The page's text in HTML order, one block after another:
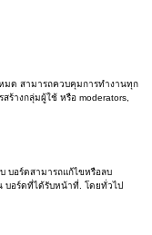
มด สามารถควบคุมการทำงานทุก
ร้างกลุ่มผู้ใช้ หรือ moderators,
บอร์ดสามารถแก้ไขหรือลบ
บอร์ดที่ได้รับหน้าที่. โดยทั่วไป